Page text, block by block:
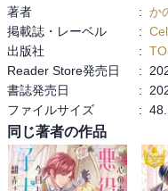
著者
: か
掲載誌・レーベル
:
出版社
:
Reader Store発売日
:
書誌発売日
:
ファイルサイズ
:
同じ著者の作品